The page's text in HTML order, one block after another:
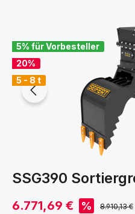
Bildergalerie überspringen
5% für Vorbesteller
20%
5 - 8 t
SSG390
6.771,69 € % 8.910,13 €